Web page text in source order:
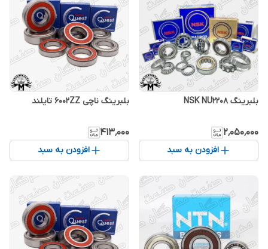
بلبرینگ NSK NU2208
۲٬۰۵۰٬۰۰۰
افزودن به سبد
بلبرینگ ناچی 6002ZZ تایلند
۴۱۳٬۰۰۰
افزودن به سبد